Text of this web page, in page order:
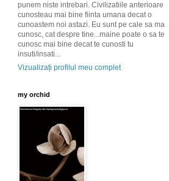
punem niste intrebari. Civilizatiile anterioare
cunosteau mai bine fiinta umana decat o
cunoastem noi astazi. Eu sunt pe cale sa ma
cunosc, cat despre tine...maine poate o sa te
cunosc mai bine decat te cunosti tu
insuti/insati...
Vizualizați profilul meu complet
my orchid